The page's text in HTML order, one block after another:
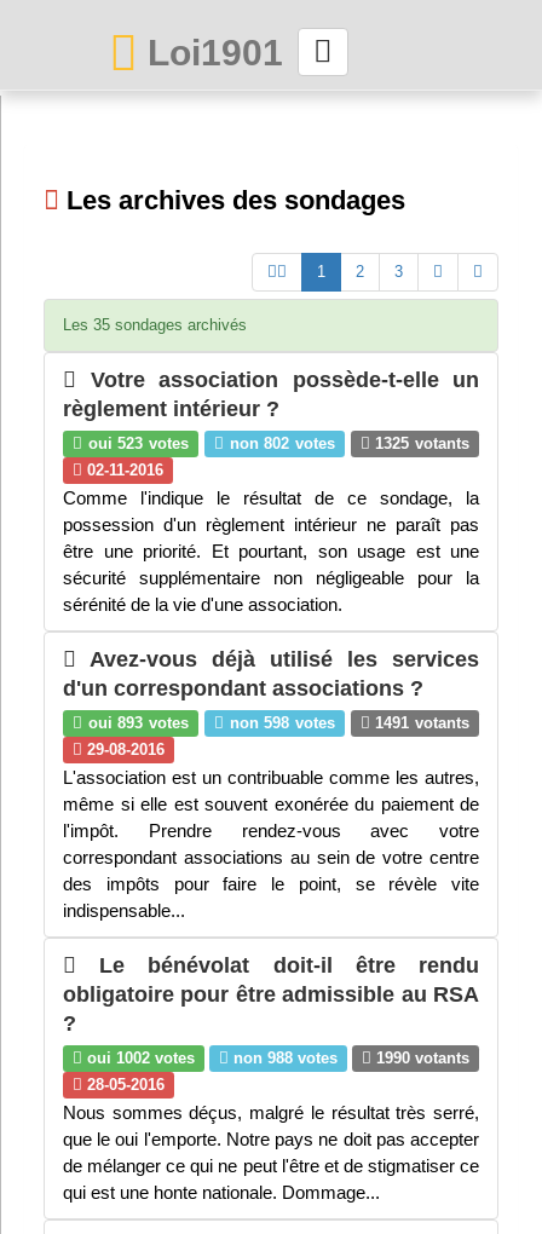
Loi1901
Menu général
ServiceAsso
Partager
VieAsso
Infos
Divers
Abo Lettrasso
Désabo Lettrasso
Nous contacter
Les archives des sondages
1 (current)
2 3
Les 35 sondages archivés
Votre association possède-t-elle un
règlement intérieur ?
oui 523 votes non 802 votes
1325 votants
02-11-2016
Comme l'indique le résultat de ce sondage, la
possession d'un règlement intérieur ne paraît pas
être une priorité. Et pourtant, son usage est une
sécurité supplémentaire non négligeable pour la
sérénité de la vie d'une association.
Avez-vous déjà utilisé les services
d'un correspondant associations ?
oui 893 votes non 598 votes
1491 votants
29-08-2016
L'association est un contribuable comme les autres,
même si elle est souvent exonérée du paiement de
l'impôt. Prendre rendez-vous avec votre
correspondant associations au sein de votre centre
des impôts pour faire le point, se révèle vite
indispensable...
Le bénévolat doit-il être rendu
obligatoire pour être admissible au RSA
?
oui 1002 votes non 988 votes
1990 votants
28-05-2016
Nous sommes déçus, malgré le résultat très serré,
que le oui l'emporte. Notre pays ne doit pas accepter
de mélanger ce qui ne peut l'être et de stigmatiser ce
qui est une honte nationale. Dommage...